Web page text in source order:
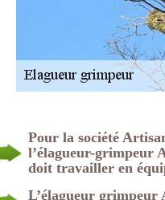
Pour la société
l’élagueur-grimpeur
doit travailler en
L’élagueur grimpeur